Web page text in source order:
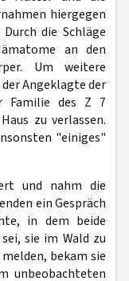
hiergegen
die Schläge
an den
Um weitere
Angeklagte der
Familie des Z 7
zu verlassen.
"einiges"
und nahm die
ein Gespräch
in dem beide
sie im Wald zu
bekam sie
unbeobachteten